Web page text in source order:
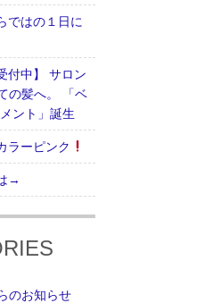
ではの１日に
付中】 サロン
の髪へ。 「ベ
ント」誕生
ラーピンク
→
のお知らせ